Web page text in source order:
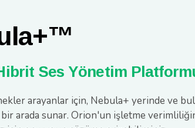
Ses Yönetim
arayanlar için, Nebula+ yerinde ve
arada sunar. Orion'un işletme